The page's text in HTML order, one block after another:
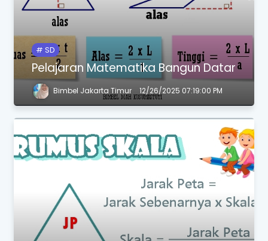
SD
Pelajaran Matematika Bangun Datar
Bimbel Jakarta Timur 12/26/2025 07:19:00 PM